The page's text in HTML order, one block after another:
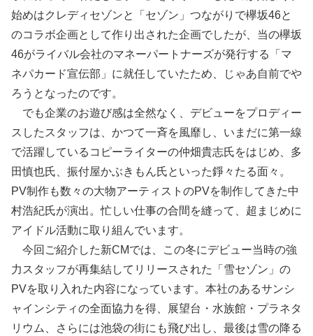
始めはクレディセゾンと「セゾン」つながりで欅坂46と
のコラボ企画として作り出された企画でしたが、当の欅坂
46がライバル会社のマネーパートナーズが発行する「マ
ネパカード宣伝部」に就任していたため、じゃあ自前でや
ろうとなったのです。
でも企業のお遊び感は全然なく、デビューをプロディー
スしたスタッフは、かつて一斉を風靡し、いまだに第一線
で活躍しているコピーライターの仲畑貴志氏をはじめ、多
田慎也氏、振付屋かぶきもん氏といった錚々たる面々。
PV制作も数々の大物アーティストのPVを制作してきた中
村浩紀氏が演出。忙しい仕事の合間を縫って、超まじめに
アイドル活動に取り組んでいます。
今回ご紹介した新CMでは、この冬にデビュー当時の強
力スタッフが再集結してリリースされた「雪セゾン」の
PVを取り入れた内容になっています。本社のあるサンシ
ャインシティの全面協力を得、展望台・水族館・プラネタ
リウム、さらには池袋の街にも飛び出し、最後は雪の降る